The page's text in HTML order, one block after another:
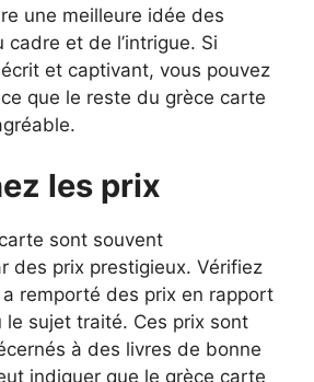
une meilleure idée des
cadre et de l’intrigue. Si
et captivant, vous pouvez
que le reste du grèce carte
les prix
sont souvent
des prix prestigieux. Vérifiez
remporté des prix en rapport
le sujet traité. Ces prix sont
à des livres de bonne
indiquer que le grèce carte